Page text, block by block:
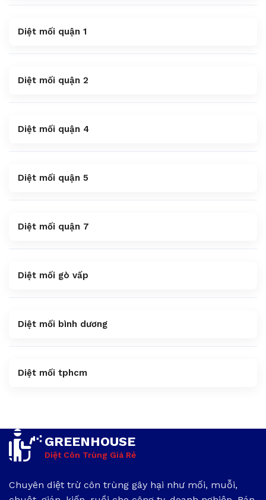
Diệt mối quận 1
Diệt mối quận 2
Diệt mối quận 4
Diệt mối quận 5
Diệt mối quận 7
Diệt mối gò vấp
Diệt mối bình dương
Diệt mối tphcm
GREENHOUSE
Diệt Côn Trùng Giá Rẻ
Chuyên diệt trừ côn trùng gây hại như mối, muỗi,